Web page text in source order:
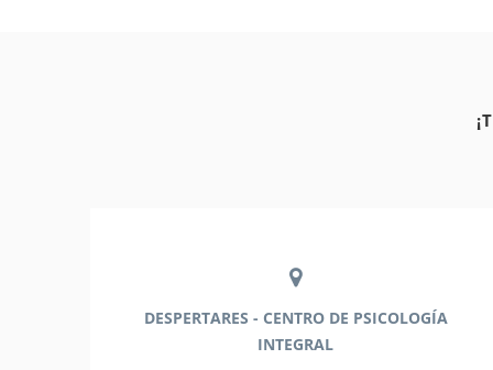
DESPERTARES - CENTRO DE PSICOLOGÍA
INTEGRAL